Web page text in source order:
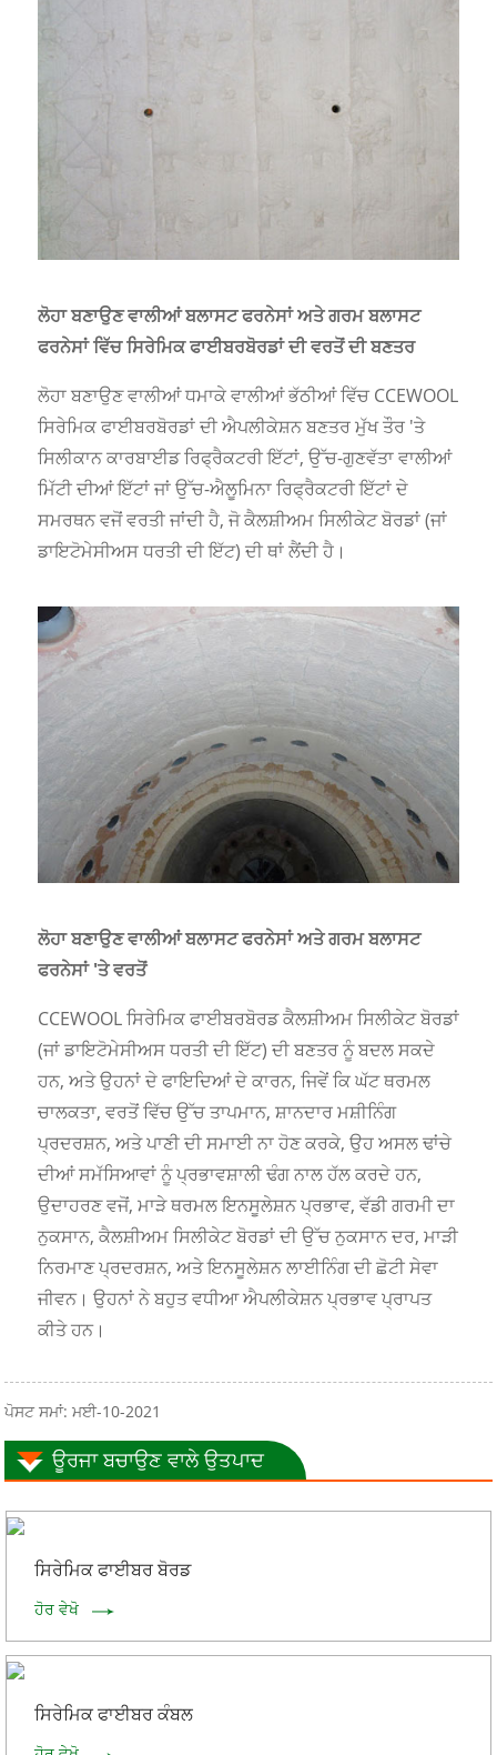
ਲੋਹਾ ਬਣਾਉਣ ਵਾਲੀਆਂ ਬਲਾਸਟ ਫਰਨੇਸਾਂ ਅਤੇ ਗਰਮ ਬਲਾਸਟ
ਫਰਨੇਸਾਂ ਵਿੱਚ ਸਿਰੇਮਿਕ ਫਾਈਬਰਬੋਰਡਾਂ ਦੀ ਵਰਤੋਂ ਦੀ ਬਣਤਰ
ਲੋਹਾ ਬਣਾਉਣ ਵਾਲੀਆਂ ਧਮਾਕੇ ਵਾਲੀਆਂ ਭੱਠੀਆਂ ਵਿੱਚ CCEWOOL
ਸਿਰੇਮਿਕ ਫਾਈਬਰਬੋਰਡਾਂ ਦੀ ਐਪਲੀਕੇਸ਼ਨ ਬਣਤਰ ਮੁੱਖ ਤੌਰ 'ਤੇ
ਸਿਲੀਕਾਨ ਕਾਰਬਾਈਡ ਰਿਫ੍ਰੈਕਟਰੀ ਇੱਟਾਂ, ਉੱਚ-ਗੁਣਵੱਤਾ ਵਾਲੀਆਂ
ਮਿੱਟੀ ਦੀਆਂ ਇੱਟਾਂ ਜਾਂ ਉੱਚ-ਐਲੂਮਿਨਾ ਰਿਫ੍ਰੈਕਟਰੀ ਇੱਟਾਂ ਦੇ
ਸਮਰਥਨ ਵਜੋਂ ਵਰਤੀ ਜਾਂਦੀ ਹੈ, ਜੋ ਕੈਲਸ਼ੀਅਮ ਸਿਲੀਕੇਟ ਬੋਰਡਾਂ (ਜਾਂ
ਡਾਇਟੋਮੇਸੀਅਸ ਧਰਤੀ ਦੀ ਇੱਟ) ਦੀ ਥਾਂ ਲੈਂਦੀ ਹੈ।
ਲੋਹਾ ਬਣਾਉਣ ਵਾਲੀਆਂ ਬਲਾਸਟ ਫਰਨੇਸਾਂ ਅਤੇ ਗਰਮ ਬਲਾਸਟ
ਫਰਨੇਸਾਂ 'ਤੇ ਵਰਤੋਂ
CCEWOOL ਸਿਰੇਮਿਕ ਫਾਈਬਰਬੋਰਡ ਕੈਲਸ਼ੀਅਮ ਸਿਲੀਕੇਟ ਬੋਰਡਾਂ
(ਜਾਂ ਡਾਇਟੋਮੇਸੀਅਸ ਧਰਤੀ ਦੀ ਇੱਟ) ਦੀ ਬਣਤਰ ਨੂੰ ਬਦਲ ਸਕਦੇ
ਹਨ, ਅਤੇ ਉਹਨਾਂ ਦੇ ਫਾਇਦਿਆਂ ਦੇ ਕਾਰਨ, ਜਿਵੇਂ ਕਿ ਘੱਟ ਥਰਮਲ
ਚਾਲਕਤਾ, ਵਰਤੋਂ ਵਿੱਚ ਉੱਚ ਤਾਪਮਾਨ, ਸ਼ਾਨਦਾਰ ਮਸ਼ੀਨਿੰਗ
ਪ੍ਰਦਰਸ਼ਨ, ਅਤੇ ਪਾਣੀ ਦੀ ਸਮਾਈ ਨਾ ਹੋਣ ਕਰਕੇ, ਉਹ ਅਸਲ ਢਾਂਚੇ
ਦੀਆਂ ਸਮੱਸਿਆਵਾਂ ਨੂੰ ਪ੍ਰਭਾਵਸ਼ਾਲੀ ਢੰਗ ਨਾਲ ਹੱਲ ਕਰਦੇ ਹਨ,
ਉਦਾਹਰਣ ਵਜੋਂ, ਮਾੜੇ ਥਰਮਲ ਇਨਸੂਲੇਸ਼ਨ ਪ੍ਰਭਾਵ, ਵੱਡੀ ਗਰਮੀ ਦਾ
ਨੁਕਸਾਨ, ਕੈਲਸ਼ੀਅਮ ਸਿਲੀਕੇਟ ਬੋਰਡਾਂ ਦੀ ਉੱਚ ਨੁਕਸਾਨ ਦਰ, ਮਾੜੀ
ਨਿਰਮਾਣ ਪ੍ਰਦਰਸ਼ਨ, ਅਤੇ ਇਨਸੂਲੇਸ਼ਨ ਲਾਈਨਿੰਗ ਦੀ ਛੋਟੀ ਸੇਵਾ
ਜੀਵਨ। ਉਹਨਾਂ ਨੇ ਬਹੁਤ ਵਧੀਆ ਐਪਲੀਕੇਸ਼ਨ ਪ੍ਰਭਾਵ ਪ੍ਰਾਪਤ
ਕੀਤੇ ਹਨ।
ਪੋਸਟ ਸਮਾਂ: ਮਈ-10-2021
ਊਰਜਾ ਬਚਾਉਣ ਵਾਲੇ ਉਤਪਾਦ
ਸਿਰੇਮਿਕ ਫਾਈਬਰ ਬੋਰਡ
ਹੋਰ ਵੇਖੋ
ਸਿਰੇਮਿਕ ਫਾਈਬਰ ਕੰਬਲ